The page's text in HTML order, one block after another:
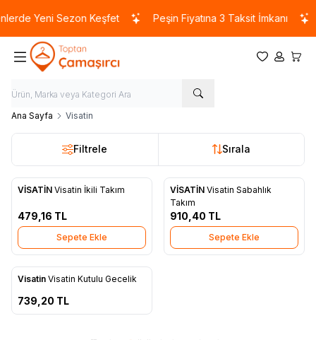
Yeni Sezon Keşfet Peşin Fiyatına 3 Taksit İmkanı
Favorilerim
Hesabım
Ana Sayfa Visatin
Filtrele Sırala
VİSATİN Visatin İkili Takım
479,16 TL
Sepete Ekle
Favorilere Ekle
VİSATİN Visatin Sabahlık
Takım
910,40 TL
Sepete Ekle
Visatin Visatin Kutulu Gecelik
739,20 TL